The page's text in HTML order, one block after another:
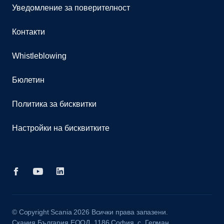
Уведомление за поверителност
Контакти
Whistleblowing
Бюлетин
Политика за бисквитки
Настройки на бисквитките
© Copyright Scania 2026 Всички права запазени.
Скания България ЕООД, 1186 София, с. Герман,